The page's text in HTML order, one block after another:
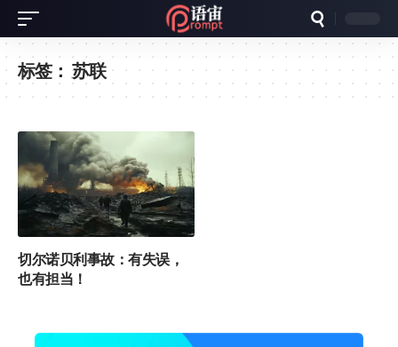
标签： 苏联
切尔诺贝利事故：有失误，
也有担当！